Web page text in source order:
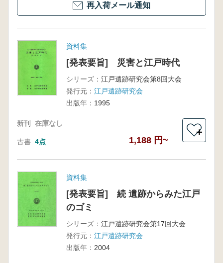
再入荷メール通知
資料集
[発表要旨] 災害と江戸時代
シリーズ： 江戸遺跡研究会第8回大会
発行元： 江戸遺跡研究会
出版年： 1995
新刊 在庫なし
古書 4点 1,188 円~
＋
資料集
[発表要旨] 続 遺跡からみた江戸
のゴミ
シリーズ： 江戸遺跡研究会第17回大会
発行元： 江戸遺跡研究会
出版年： 2004